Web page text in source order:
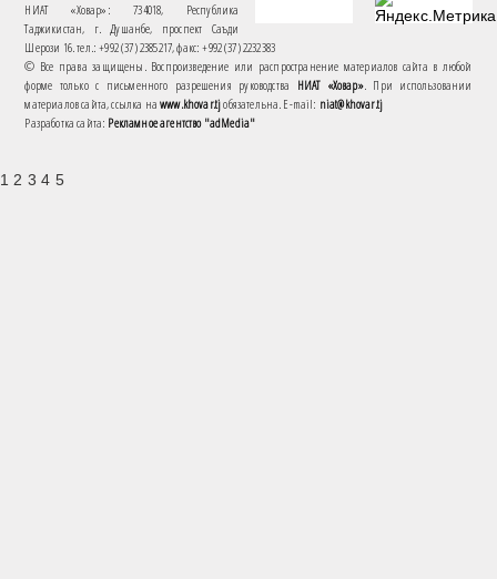
НИАТ «Ховар»: 734018, Республика
Таджикистан, г. Душанбе, проспект Саъди
Шерози 16. тел.: +992 (37) 2385217, факс: +992 (37) 2232383
© Все права защищены. Воспроизведение или распространение материалов сайта в любой
форме только с письменного разрешения руководства НИАТ «Ховар». При использовании
материалов сайта, ссылка наwww.khovar.tjобязательна. E-mail: niat@khovar.tj
Разработка сайта: Рекламное агентство "adMedia"
1 2 3 4 5